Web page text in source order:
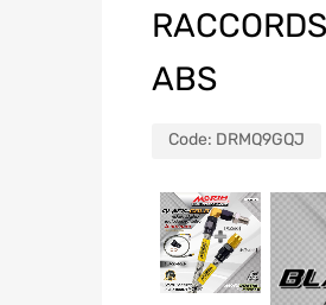
ABS
Code: DRMQ9GQJ